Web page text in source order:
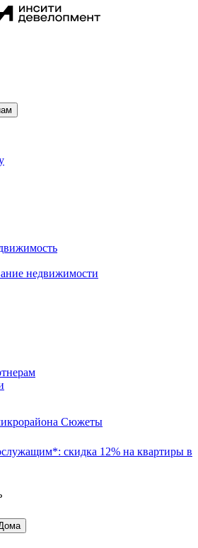
недвижимости
Сюжеты
скидка 12% на квартиры в